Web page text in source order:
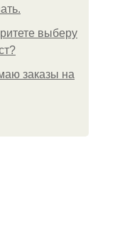
выберу
заказы на